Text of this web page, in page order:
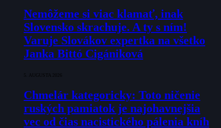
Nemôžeme si viac klamať, inak
Slovensko skrachuje. A ty s ním!
Varuje Slovákov expertka na všetko
Janka Bittó Cigániková
5. AUGUSTA 2026
Chmelár kategoricky: Toto ničenie
ruských pamiatok je najohavnejšia
vec od čias nacistického pálenia kníh